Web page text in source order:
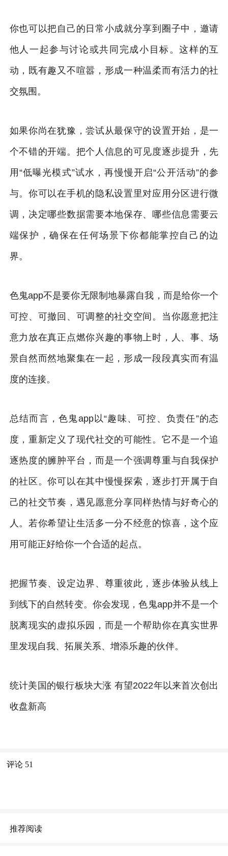
你也可以把自己的日常小成就分享到圈子中，邀请
他人一起参与讨论或共同完成小目标。这样的互
动，既有趣又不喧嚣，形成一种温柔而有活力的社
交氛围。
如果你尚在犹豫，尝试从最保守的设置开始，是一
个不错的开端。把个人信息的可见度逐步提升，先
用“低曝光模式”试水，再慢慢开启“公开活动”的参
与。你可以在手机的隐私设置里对应用分区进行微
调，决定哪些数据需要本地保存、哪些信息需要云
端保护，确保在任何场景下你都能掌控自己的边
界。
色鬼app不是要你无限制地暴露自我，而是给你一个
可控、可撤回、可调整的社交空间。当你愿意把注
意力放在真正点燃你兴趣的事物上时，人、事、场
景自然而然地聚集在一起，形成一段段真实而有温
度的连接。
总结而言，色鬼app以“趣味、可控、负责任”的态
度，重新定义了现代社交的可能性。它不是一个追
逐热度的臃肿平台，而是一个强调尊重与自我保护
的社区。你可以在其中慢慢探索，逐步打开属于自
己的社交节奏，遇见愿意分享同样热情与好奇心的
人。若你希望让生活多一分不经意的惊喜，这个应
用可能正好给你一个合适的起点。
把握节奏、设定边界、尊重彼此，逐步体验从线上
到线下的自然转变。你会发现，色鬼app并不是一个
脱离现实的虚拟乐园，而是一个帮助你在真实世界
里发现自我、拓展关系、增添乐趣的伙伴。
统计美国的银行板块大涨 有望2022年以来首次创出
收盘新高
评论 51
推荐阅读